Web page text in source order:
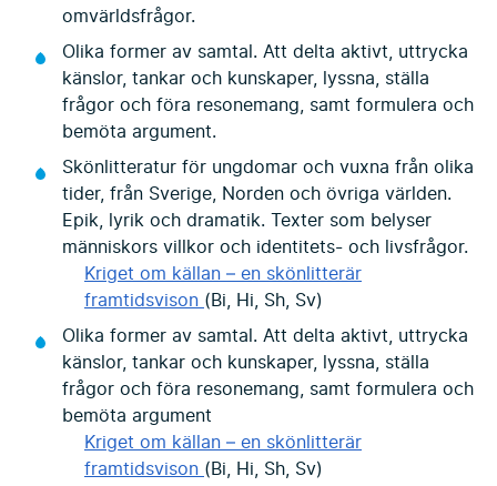
omvärldsfrågor.
Olika former av samtal. Att delta aktivt, uttrycka
känslor, tankar och kunskaper, lyssna, ställa
frågor och föra resonemang, samt formulera och
bemöta argument.
Skönlitteratur för ungdomar och vuxna från olika
tider, från Sverige, Norden och övriga världen.
Epik, lyrik och dramatik. Texter som belyser
människors villkor och identitets- och livsfrågor.
Kriget om källan – en skönlitterär
framtidsvison (Bi, Hi, Sh, Sv)
Olika former av samtal. Att delta aktivt, uttrycka
känslor, tankar och kunskaper, lyssna, ställa
frågor och föra resonemang, samt formulera och
bemöta argument
Kriget om källan – en skönlitterär
framtidsvison (Bi, Hi, Sh, Sv)